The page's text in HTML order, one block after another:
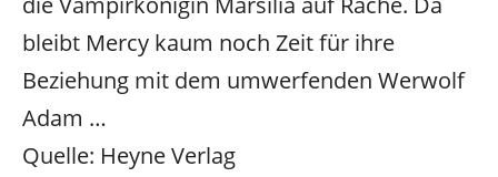
bleibt Mercy kaum noch Zeit für ihre
Beziehung mit dem umwerfenden Werwolf
Adam …
Quelle: Heyne Verlag